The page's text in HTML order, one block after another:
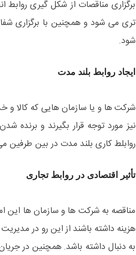
برگزاری مناقصات از شکل گیری
تری می شود و همچنین با برگزاری
شود.
ایجاد روابط بلند مدت
شرکت ها و یا سازمان هایی که کالا و
نیز مورد توجه قرار بگیرند و برنده
روابلط کاری بلند مدت در بین طرفین
تأثیر اقتصادی در روابط تجاری
مناقصه به شرکت ها و سازمان ها این
هزینه داشته باشند از این رو در
به دنبال داشته باشد. همچنین در